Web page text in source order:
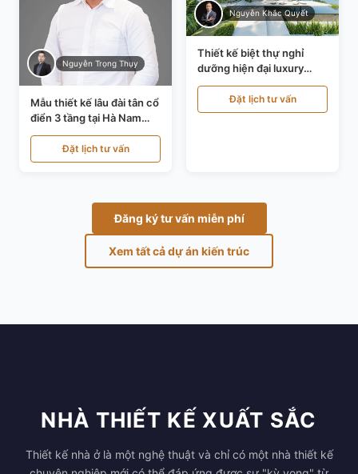
Nguyễn Trọng Thụy
Mẫu thiết kế lâu đài tân cổ
điển 3 tầng tại Hà Nam
KT24821
Đặt lịch tư vấn
Nguyễn Khắc Quyết
Thiết kế biệt thự nghỉ
dưỡng hiện đại luxury
700m² tại Đà Nẵng
KT24616Đặt lịch tư vấn
Đăng ký tư vấn miễn phí
Xem tất cả dự án kiến trúc
NHÀ THIẾT KẾ XUẤT SẮC
Thiết kế nhà ở là một nghệ thuật và chỉ có một nhà thiết kế